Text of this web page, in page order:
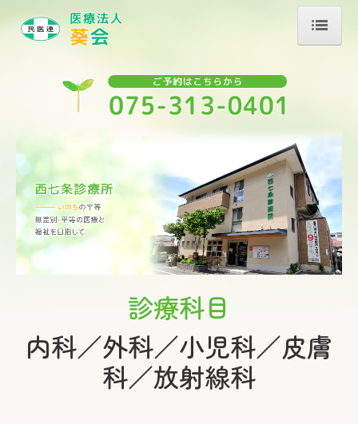
西七条診療所案内
予防接種のご案内
介護保険事業「こもれび」
訪問看護ステーションこもれび
訪問介護ステーションこもれび
デイサービス「こもれび」
下京健康友の会の案内
食料支援プロジェクト
診療科目
内科／外科／小児科／皮膚
科／放射線科